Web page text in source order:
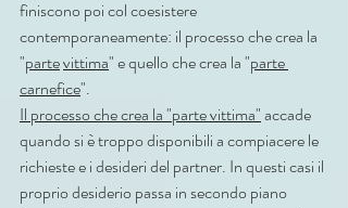
finiscono poi col coesistere
contemporaneamente: il processo che crea la
"partevittima" e quello che crea la "parte
carnefice".
Il processo che crea la "parte vittima" accade
quando si è troppo disponibili a compiacere le
richieste e i desideri del partner. In questi casi il
proprio desiderio passa in secondo piano